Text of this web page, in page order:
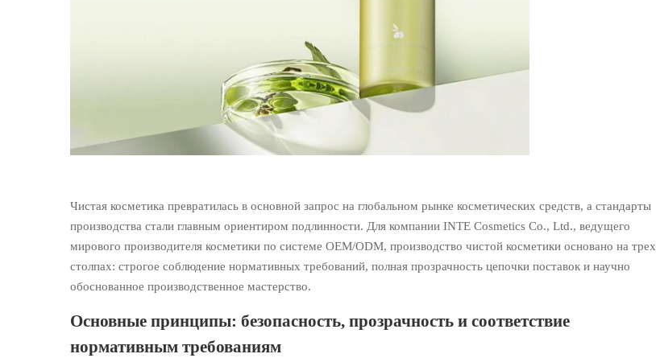
Чистая косметика превратилась в основной запрос на глобальном рынке косметических средств, а стандарты
производства стали главным ориентиром подлинности. Для компании INTE Cosmetics Co., Ltd., ведущего
мирового производителя косметики по системе OEM/ODM, производство чистой косметики основано на трех
столпах: строгое соблюдение нормативных требований, полная прозрачность цепочки поставок и научно
обоснованное производственное мастерство.
Основные принципы: безопасность, прозрачность и соответствие
нормативным требованиям